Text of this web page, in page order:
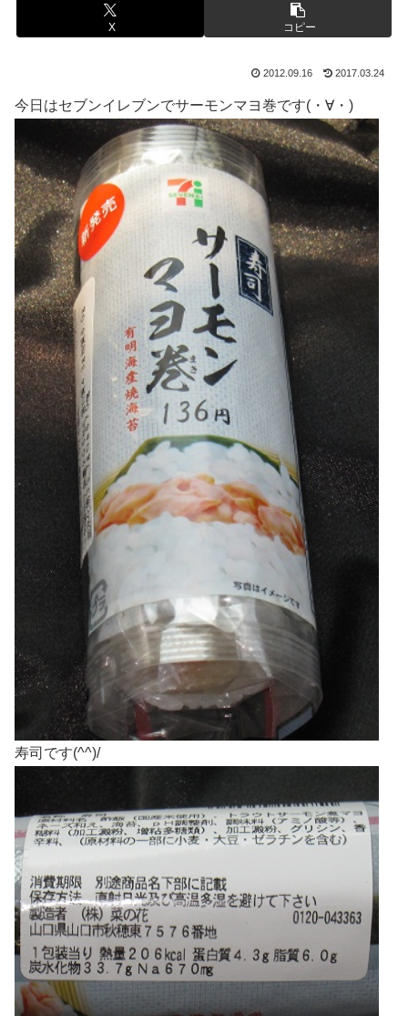
X コピー
2012.09.16 2017.03.24
今日はセブンイレブンでサーモンマヨ巻です(・∀・)
寿司です(^^)/